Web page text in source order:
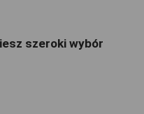
szeroki wybór